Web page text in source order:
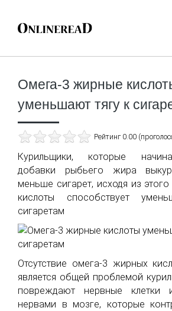
Омега-3 жирные
уменьшают тягу к
Рейтинг 0.00
Курильщики, которые
добавки рыбьего жира
меньше сигарет, исходя из
кислоты способствует
сигаретам
Отсутствие омега-3 жирных
является общей проблемой
повреждают нервные
нервами в мозге, которые